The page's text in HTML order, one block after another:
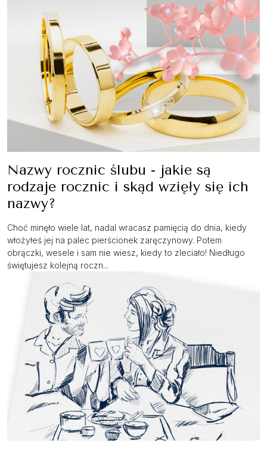
Nazwy rocznic ślubu - jakie są
rodzaje rocznic i skąd wzięły się ich
nazwy?
Choć minęło wiele lat, nadal wracasz pamięcią do dnia, kiedy
włożyłeś jej na palec pierścionek zaręczynowy. Potem
obrączki, wesele i sam nie wiesz, kiedy to zleciało! Niedługo
świętujesz kolejną roczn...